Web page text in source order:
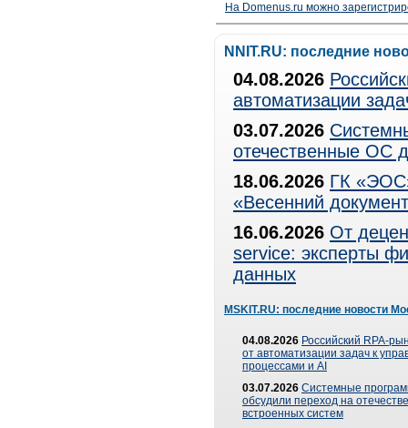
На Domenus.ru можно
NNIT.RU: последние
04.08.2026
автоматизации
03.07.2026
отечественные ОС
18.06.2026 ГК
«Весенний
16.06.2026 От
service: эксперты
данных
MSKIT.RU: последние новости
04.08.2026 Российский RPA-
от автоматизации задач к
процессами и AI
03.07.2026 Системные
обсудили переход на
встроенных систем